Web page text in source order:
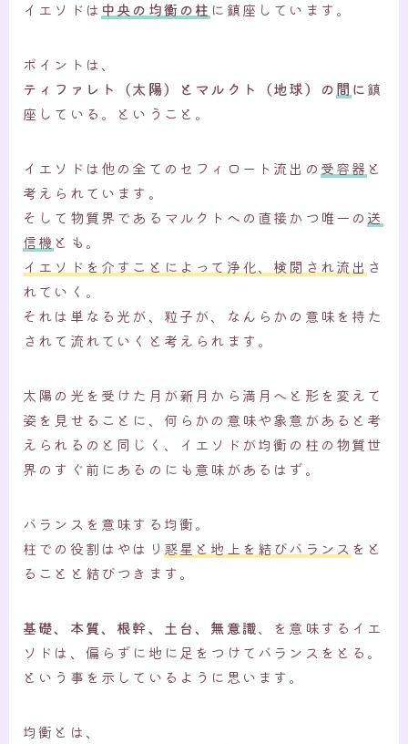
イエソドは 中央の均衡の柱 に鎮座しています。
ポイントは、
ティファレト（太陽）とマルクト（地球）の間 に鎮
座している。ということ。
イエソドは他の全てのセフィロート流出の 受容器 と
考えられています。
そして物質界であるマルクトへの直接かつ唯一の 送
信機 とも。
イエソドを介すことによって浄化、検閲され流出 さ
れていく。
それは単なる光が、粒子が、なんらかの意味を持た
されて流れていくと考えられます。
太陽の光を受けた月が新月から満月へと形を変えて
姿を見せることに、何らかの意味や象意があると考
えられるのと同じく、イエソドが均衡の柱の物質世
界のすぐ前にあるのにも意味があるはず。
バランスを意味する均衡。
柱での役割はやはり 惑星と地上を結びバランス をと
ることと結びつきます。
基礎、本質、根幹、土台、無意識、を意味するイエ
ソドは、偏らずに地に足をつけてバランスをとる。
という事を示しているように思います。
均衡とは、